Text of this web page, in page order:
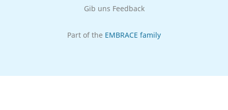
Gib uns Feedback
Part of the EMBRACE family